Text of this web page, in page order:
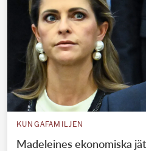
KUNGAFAMILJEN
Madeleines ekonomiska